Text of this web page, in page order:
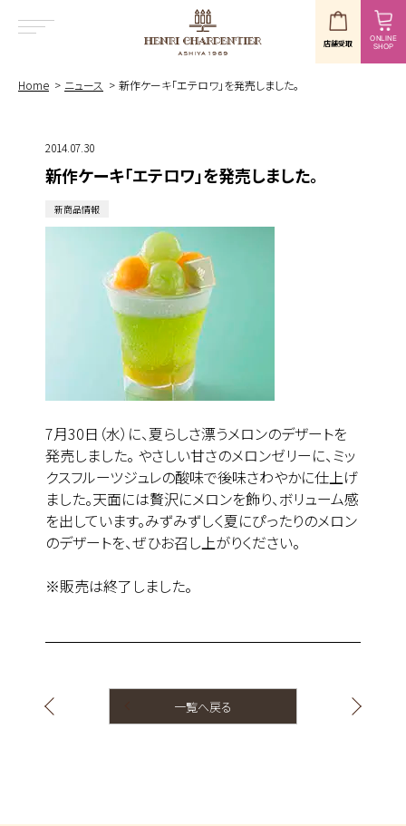
店舗受取 ONLINE
SHOP
Home ニュース 新作ケーキ「エテロワ」を発売しました。
2014.07.30
新作ケーキ「エテロワ」を発売しました。
新商品情報
7月30日（水）に、夏らしさ漂うメロンのデザートを
発売しました。 やさしい甘さのメロンゼリーに、ミッ
クスフルーツジュレの酸味で後味さわやかに仕上げ
ました。天面には贅沢にメロンを飾り、ボリューム感
を出しています。みずみずしく夏にぴったりのメロン
のデザートを、ぜひお召し上がりください。
※販売は終了しました。
一覧へ戻る